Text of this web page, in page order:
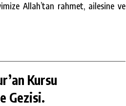
Allah’tan rahmet, ailesine ve
Kursu
Gezisi.
GÜNLÜK HABER AKIŞI
DARENDE GEZISI.